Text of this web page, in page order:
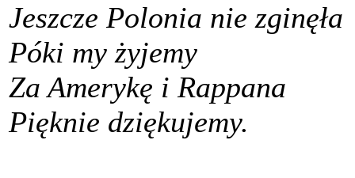
Jeszcze Polonia nie zginęła
Póki my żyjemy
Za Amerykę i Rappana
Pięknie dziękujemy.